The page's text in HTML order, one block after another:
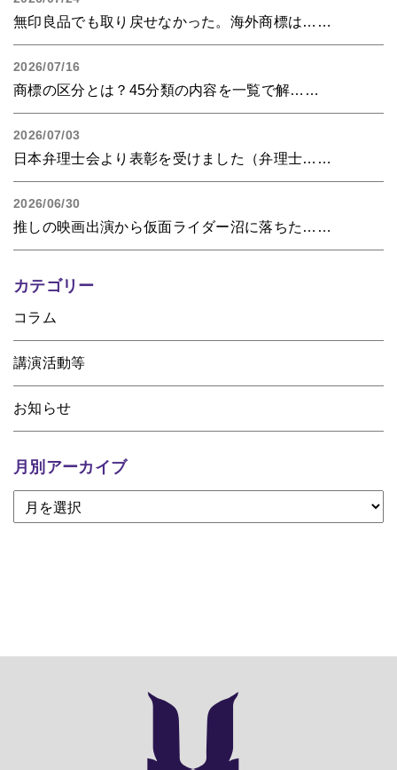
無印良品でも取り戻せなかった。海外商標は……
2026/07/16
商標の区分とは？45分類の内容を一覧で解……
2026/07/03
日本弁理士会より表彰を受けました（弁理士……
2026/06/30
推しの映画出演から仮面ライダー沼に落ちた……
カテゴリー
コラム
講演活動等
お知らせ
月別アーカイブ